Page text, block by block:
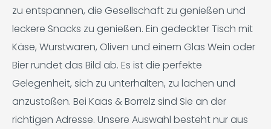
zu entspannen, die Gesellschaft zu genießen und
leckere Snacks zu genießen. Ein gedeckter Tisch mit
Käse, Wurstwaren, Oliven und einem Glas Wein oder
Bier rundet das Bild ab. Es ist die perfekte
Gelegenheit, sich zu unterhalten, zu lachen und
anzustoßen. Bei Kaas & Borrelz sind Sie an der
richtigen Adresse. Unsere Auswahl besteht nur aus